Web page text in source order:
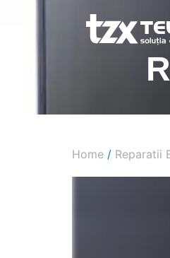
Home / Reparatii